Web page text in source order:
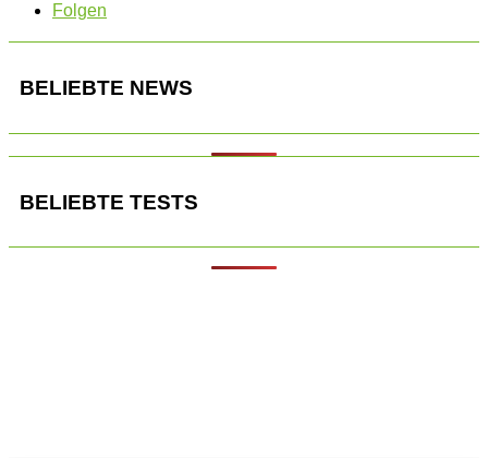
Folgen
BELIEBTE NEWS
BELIEBTE TESTS